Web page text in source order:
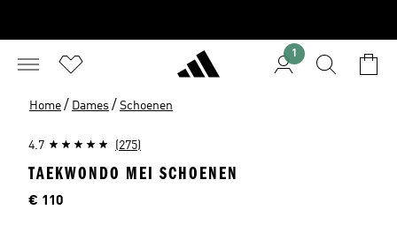
1
Home / Dames / Schoenen
4.7 (275)
TAEKWONDO MEI SCHOENEN
Price
€ 110